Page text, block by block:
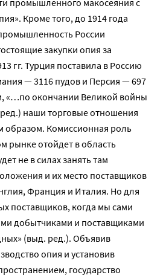
промышленного макосеяния с
Кроме того, до 1914 года
России
закупки опия за
гг. Турция поставила в Россию
— 3116 пудов и Персия — 697
«…по окончании Великой войны
наши торговые отношения
образом. Комиссионная роль
рынке отойдет в область
не в силах занять там
и их место поставщиков
Франция и Италия. Но для
поставщиков, когда мы сами
добытчиками и поставщиками
(выд. ред.). Объявив
опия и установив
государство